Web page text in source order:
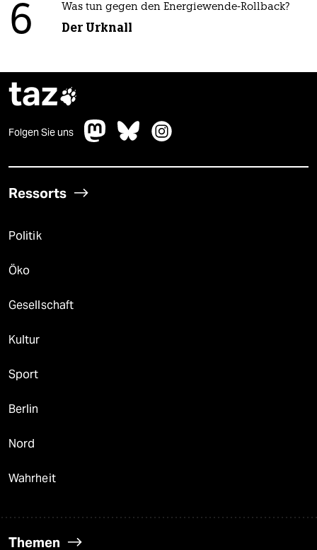
6 Was tun gegen den Energiewende-Rollback?
Der Urknall
taz
Folgen Sie uns
Ressorts
Politik
Öko
Gesellschaft
Kultur
Sport
Berlin
Nord
Wahrheit
Themen